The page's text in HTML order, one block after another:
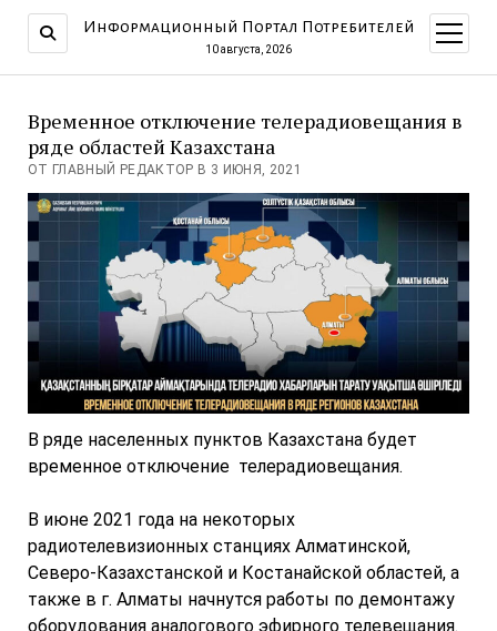
Информационный Портал Потребителей
10 августа, 2026
меню
Временное отключение телерадиовещания в
ряде областей Казахстана
ОТ ГЛАВНЫЙ РЕДАКТОР В 3 ИЮНЯ, 2021
В ряде населенных пунктов Казахстана будет
временное отключение телерадиовещания.
В июне 2021 года на некоторых
радиотелевизионных станциях Алматинской,
Северо-Казахстанской и Костанайской областей, а
также в г. Алматы начнутся работы по демонтажу
оборудования аналогового эфирного телевещания.